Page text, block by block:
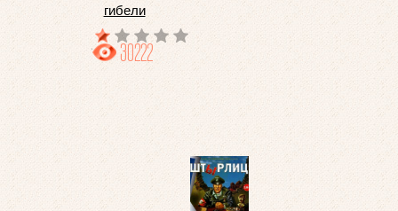
гибели
30222